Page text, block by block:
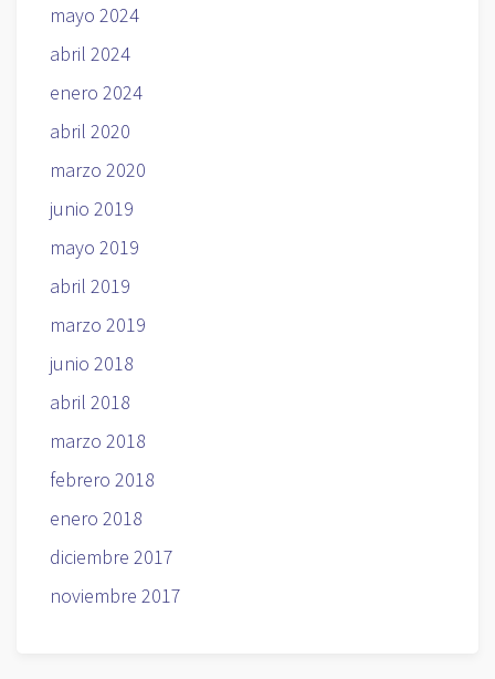
mayo 2024
abril 2024
enero 2024
abril 2020
marzo 2020
junio 2019
mayo 2019
abril 2019
marzo 2019
junio 2018
abril 2018
marzo 2018
febrero 2018
enero 2018
diciembre 2017
noviembre 2017